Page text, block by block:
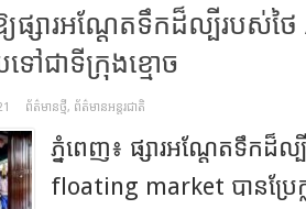
យ​ផ្សារអណ្តែតទឹកដ៏ល្បីរបស់
ៅជាទីក្រុងខ្មោច
ព័ត៌មានថ្មី, ព័ត៌មានអន្តរជាតិ
ភ្នំពេញ​៖​ ផ្សារអណ្តែតទឹកដ៏
floating market បានប្រែ